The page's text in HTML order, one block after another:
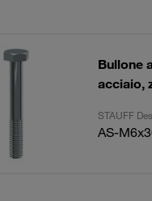
Bullone
acciaio,
STAUFF
AS-